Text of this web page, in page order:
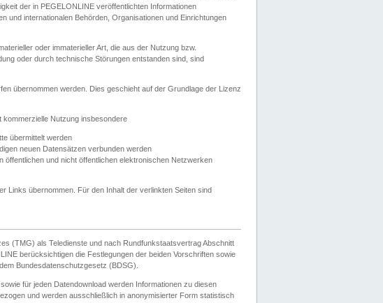
der in PEGELONLINE veröffentlichten Informationen
und internationalen Behörden, Organisationen und Einrichtungen
oder immaterieller Art, die aus der Nutzung bzw.
oder durch technische Störungen entstanden sind, sind
übernommen werden. Dies geschieht auf der Grundlage der Lizenz
kommerzielle Nutzung insbesondere
übermittelt werden
neuen Datensätzen verbunden werden
und nicht öffentlichen elektronischen Netzwerken
Links übernommen. Für den Inhalt der verlinkten Seiten sind
(TMG) als Teledienste und nach Rundfunkstaatsvertrag Abschnitt
berücksichtigen die Festlegungen der beiden Vorschriften sowie
Bundesdatenschutzgesetz (BDSG).
für jeden Datendownload werden Informationen zu diesen
und werden ausschließlich in anonymisierter Form statistisch